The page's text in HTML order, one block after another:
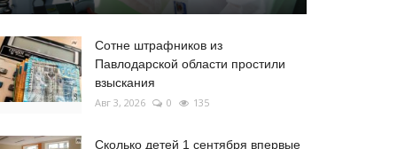
Сотне штрафников из
Павлодарской области простили
взыскания
Авг 3, 2026 0 135
Сколько детей 1 сентября впервые